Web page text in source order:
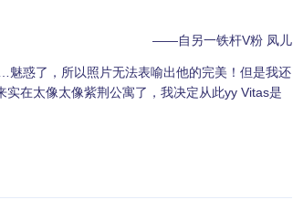
——自另一铁杆V粉 凤儿
了，所以照片无法表喻出他的完美！但是我还
在太像太像紫荆公寓了，我决定从此yy Vitas是